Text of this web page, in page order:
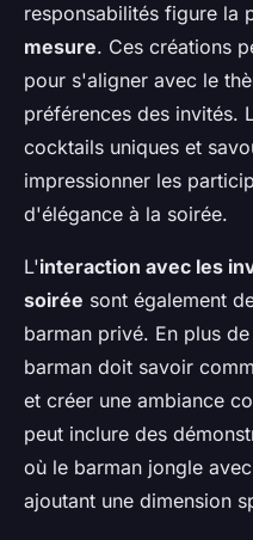
responsabilités figure la
mesure. Ces créations
pour s'aligner avec le
préférences des invités.
cocktails uniques et
impressionner les
d'élégance à la soirée.
L'interaction avec les
soirée sont également
barman privé. En plus
barman doit savoir
et créer une ambiance
peut inclure des
où le barman jongle
ajoutant une dimension